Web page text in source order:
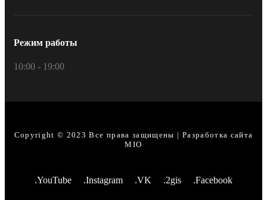
Режим работы
10:00 - 19:00
Copyright © 2023 Все права защищены | Разработка сайта
MIO
.YouTube .Instagram .VK .2gis .Facebook